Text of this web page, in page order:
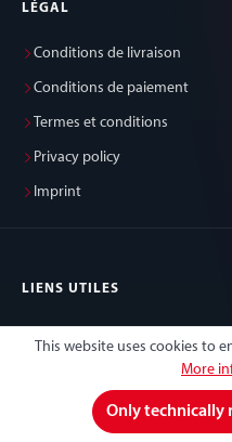
LÉGAL
Conditions de livraison
Conditions de paiement
Termes et conditions
Privacy policy
Imprint
LIENS UTILES
This website uses cookies to
More
Only technically